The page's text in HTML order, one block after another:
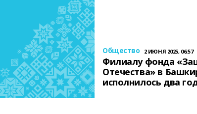
Общество 2 ИЮНЯ 2025, 06:57
Филиалу фонда
Отечества» в
исполнилось два